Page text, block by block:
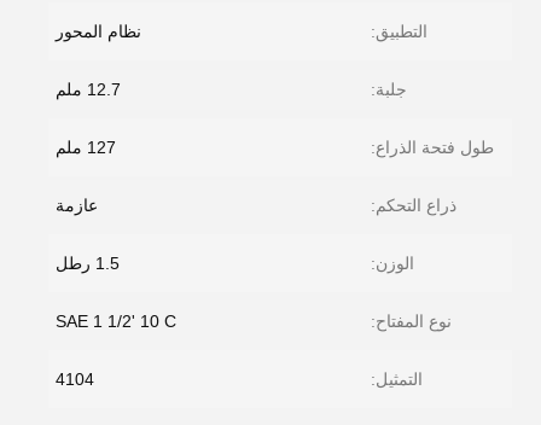
التطبيق: نظام المحور
جلبة: 12.7 ملم
طول فتحة الذراع: 127 ملم
ذراع التحكم: عازمة
الوزن: 1.5 رطل
نوع المفتاح: SAE 1 1/2' 10 C
التمثيل: 4104